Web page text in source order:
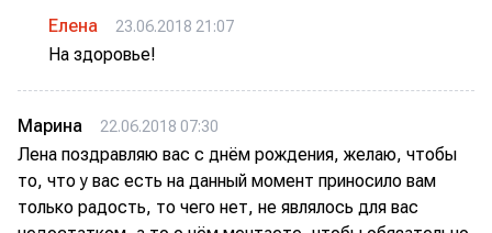
Елена 23.06.2018 21:07
На здоровье!
Марина 22.06.2018 07:30
Лена поздравляю вас с днём рождения, желаю, чтобы
то, что у вас есть на данный момент приносило вам
только радость, то чего нет, не являлось для вас